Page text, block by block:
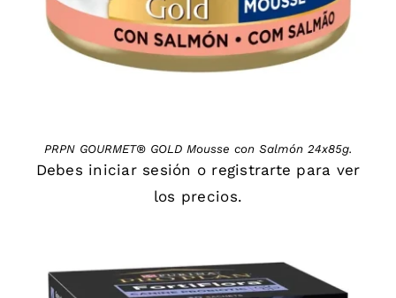
PRPN GOURMET® GOLD Mousse con Salmón 24x85g.
Debes iniciar sesión o registrarte para ver
los precios.